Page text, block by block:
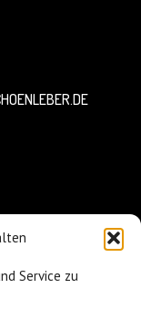
Service zu